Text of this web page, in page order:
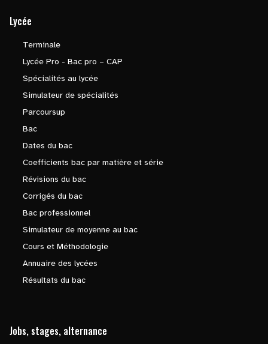
Lycée
Terminale
Lycée Pro - Bac pro – CAP
Spécialités au lycée
Simulateur de spécialités
Parcoursup
Bac
Dates du bac
Coefficients bac par matière et série
Révisions du bac
Corrigés du bac
Bac professionnel
Simulateur de moyenne au bac
Cours et Méthodologie
Annuaire des lycées
Résultats du bac
Jobs, stages, alternance